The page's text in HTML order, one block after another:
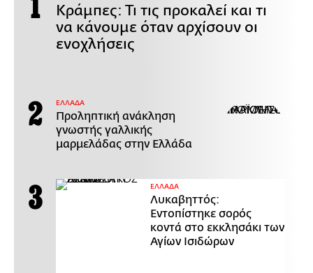
Κράμπες: Τι τις προκαλεί και τι
να κάνουμε όταν αρχίσουν οι
ενοχλήσεις
ΕΛΛΑΔΑ
Προληπτική ανάκληση
γνωστής γαλλικής
μαρμελάδας στην Ελλάδα
ΕΛΛΑΔΑ
Λυκαβηττός:
Εντοπίστηκε σορός
κοντά στο εκκλησάκι των
Αγίων Ισιδώρων